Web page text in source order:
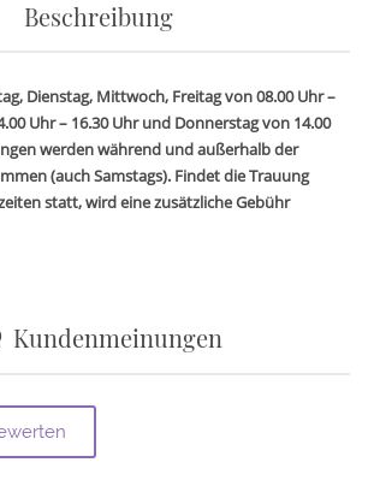
Beschreibung
Dienstag, Mittwoch, Freitag von 08.00 Uhr –
Uhr – 16.30 Uhr und Donnerstag von 14.00
werden während und außerhalb der
(auch Samstags). Findet die Trauung
statt, wird eine zusätzliche Gebühr
Kundenmeinungen